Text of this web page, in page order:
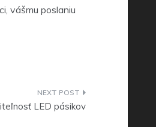
vášmu poslaniu
LED pásikov